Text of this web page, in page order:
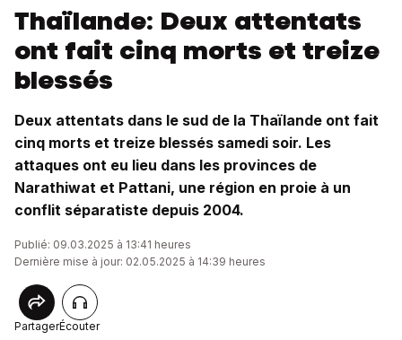
Thaïlande: Deux attentats
ont fait cinq morts et treize
blessés
Deux attentats dans le sud de la Thaïlande ont fait
cinq morts et treize blessés samedi soir. Les
attaques ont eu lieu dans les provinces de
Narathiwat et Pattani, une région en proie à un
conflit séparatiste depuis 2004.
Publié: 09.03.2025 à 13:41 heures
Dernière mise à jour: 02.05.2025 à 14:39 heures
PartagerÉcouter